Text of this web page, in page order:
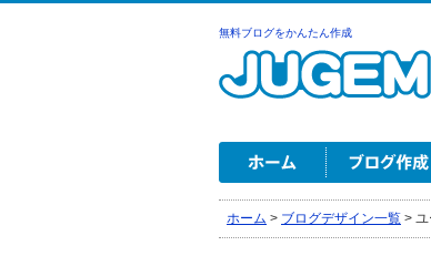
無料ブログをかんたん作成
ホーム > ブログデザイン一覧 > ユ